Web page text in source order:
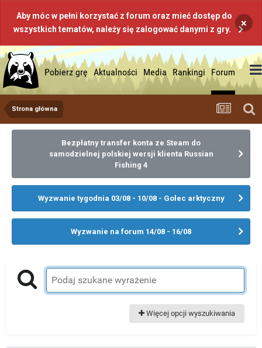
Aby móc w pełni korzystać z forum oraz mieć dostęp do
wszystkich tematów, należy się zalogować danymi z gry.
×
Pobierz grę Aktualności Media Rankingi Forum
Strona główna
Bezpłatny transfer konta ze Steam do
samodzielnej polskiej wersji klienta Russian
Fishing 4
Wyzwanie tygodnia 03/08 - 10/08 - Golec arktyczny
Wyzwanie na forum 14/08 - 16/08
Więcej opcji wyszukiwania